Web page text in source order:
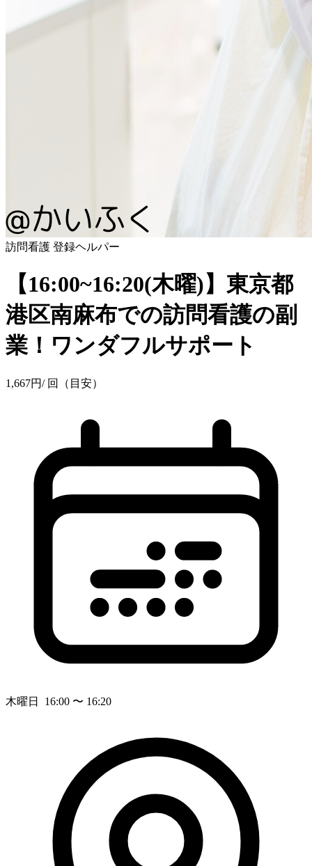
訪問看護 登録ヘルパー
【16:00~16:20(木曜)】東京都
港区南麻布での訪問看護の副
業！ワンダフルサポート
1,667円/ 回（目安）
木曜日 16:00 〜 16:20